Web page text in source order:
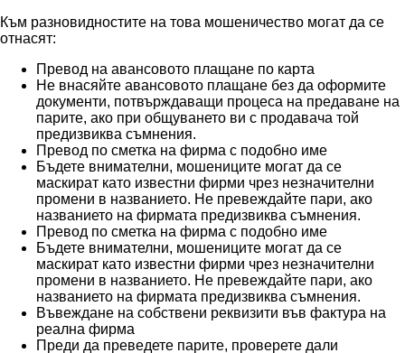
Към разновидностите на това мошеничество могат да се
отнасят:
Превод на авансовото плащане по карта
Не внасяйте авансовото плащане без да оформите
документи, потвърждаващи процеса на предаване на
парите, ако при общуването ви с продавача той
предизвиква съмнения.
Превод по сметка на фирма с подобно име
Бъдете внимателни, мошениците могат да се
маскират като известни фирми чрез незначителни
промени в названието. Не превеждайте пари, ако
названието на фирмата предизвиква съмнения.
Превод по сметка на фирма с подобно име
Бъдете внимателни, мошениците могат да се
маскират като известни фирми чрез незначителни
промени в названието. Не превеждайте пари, ако
названието на фирмата предизвиква съмнения.
Въвеждане на собствени реквизити във фактура на
реална фирма
Преди да преведете парите, проверете дали